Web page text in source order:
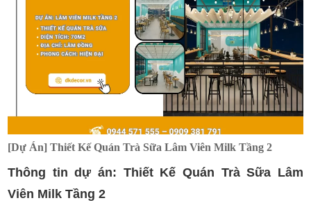
[Dự Án] Thiết Kế Quán Trà Sữa Lâm Viên Milk Tầng 2
Thông tin dự án: Thiết Kế Quán Trà Sữa Lâm
Viên Milk Tầng 2